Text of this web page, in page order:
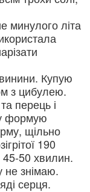
минулого літа
Купую
з цибулею.
перець і
формую
щільно
190
45-50 хвилин.
не знімаю.
серця.